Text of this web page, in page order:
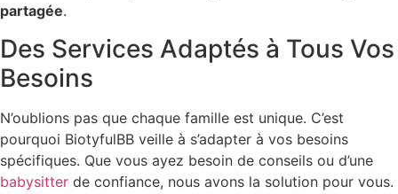
partagée.
Des Services Adaptés à Tous Vos
Besoins
N’oublions pas que chaque famille est unique. C’est
pourquoi BiotyfulBB veille à s’adapter à vos besoins
spécifiques. Que vous ayez besoin de conseils ou d’une
babysitter de confiance, nous avons la solution pour vous.